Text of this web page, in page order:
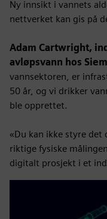
Ny innsikt i vannets
nettverket kan gis på
Adam Cartwright,
avløpsvann hos
vannsektoren, er
50 år, og vi drikker
ble opprettet.
«Du kan ikke styre det
riktige fysiske
digitalt prosjekt i et